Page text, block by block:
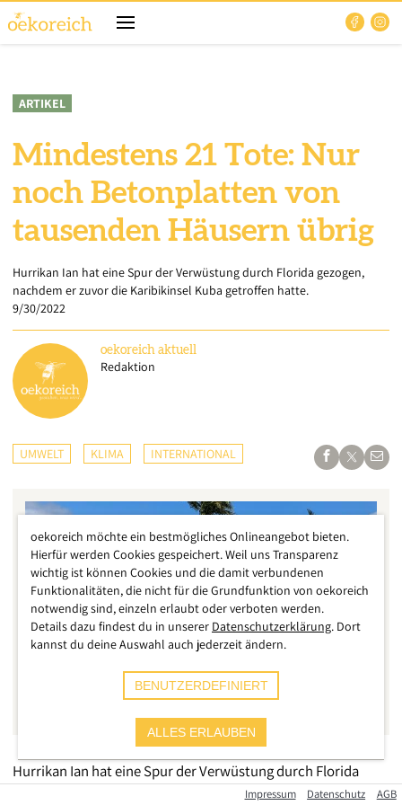
ARTIKEL
Mindestens 21 Tote: Nur
noch Betonplatten von
tausenden Häusern übrig
Hurrikan Ian hat eine Spur der Verwüstung durch Florida gezogen,
nachdem er zuvor die Karibikinsel Kuba getroffen hatte.
9/30/2022
oekoreich aktuell
Redaktion
UMWELT KLIMA INTERNATIONAL
Hurrikan Ian hat eine Spur der Verwüstung durch Florida
gezogen, nachdem er zuvor die Karibikinsel Kuba getroffen
Impressum Datenschutz AGB
oekoreich möchte ein bestmögliches Onlineangebot bieten.
Hierfür werden Cookies gespeichert. Weil uns Transparenz
wichtig ist können Cookies und die damit verbundenen
Funktionalitäten, die nicht für die Grundfunktion von oekoreich
notwendig sind, einzeln erlaubt oder verboten werden.
Details dazu findest du in unserer Datenschutzerklärung. Dort
kannst du deine Auswahl auch jederzeit ändern.
BENUTZERDEFINIERT
ALLES ERLAUBEN